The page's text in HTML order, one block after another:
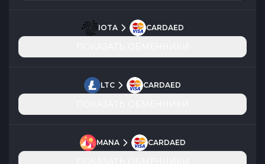
IOTA CARDAED
LTC CARDAED
MANA CARDAED